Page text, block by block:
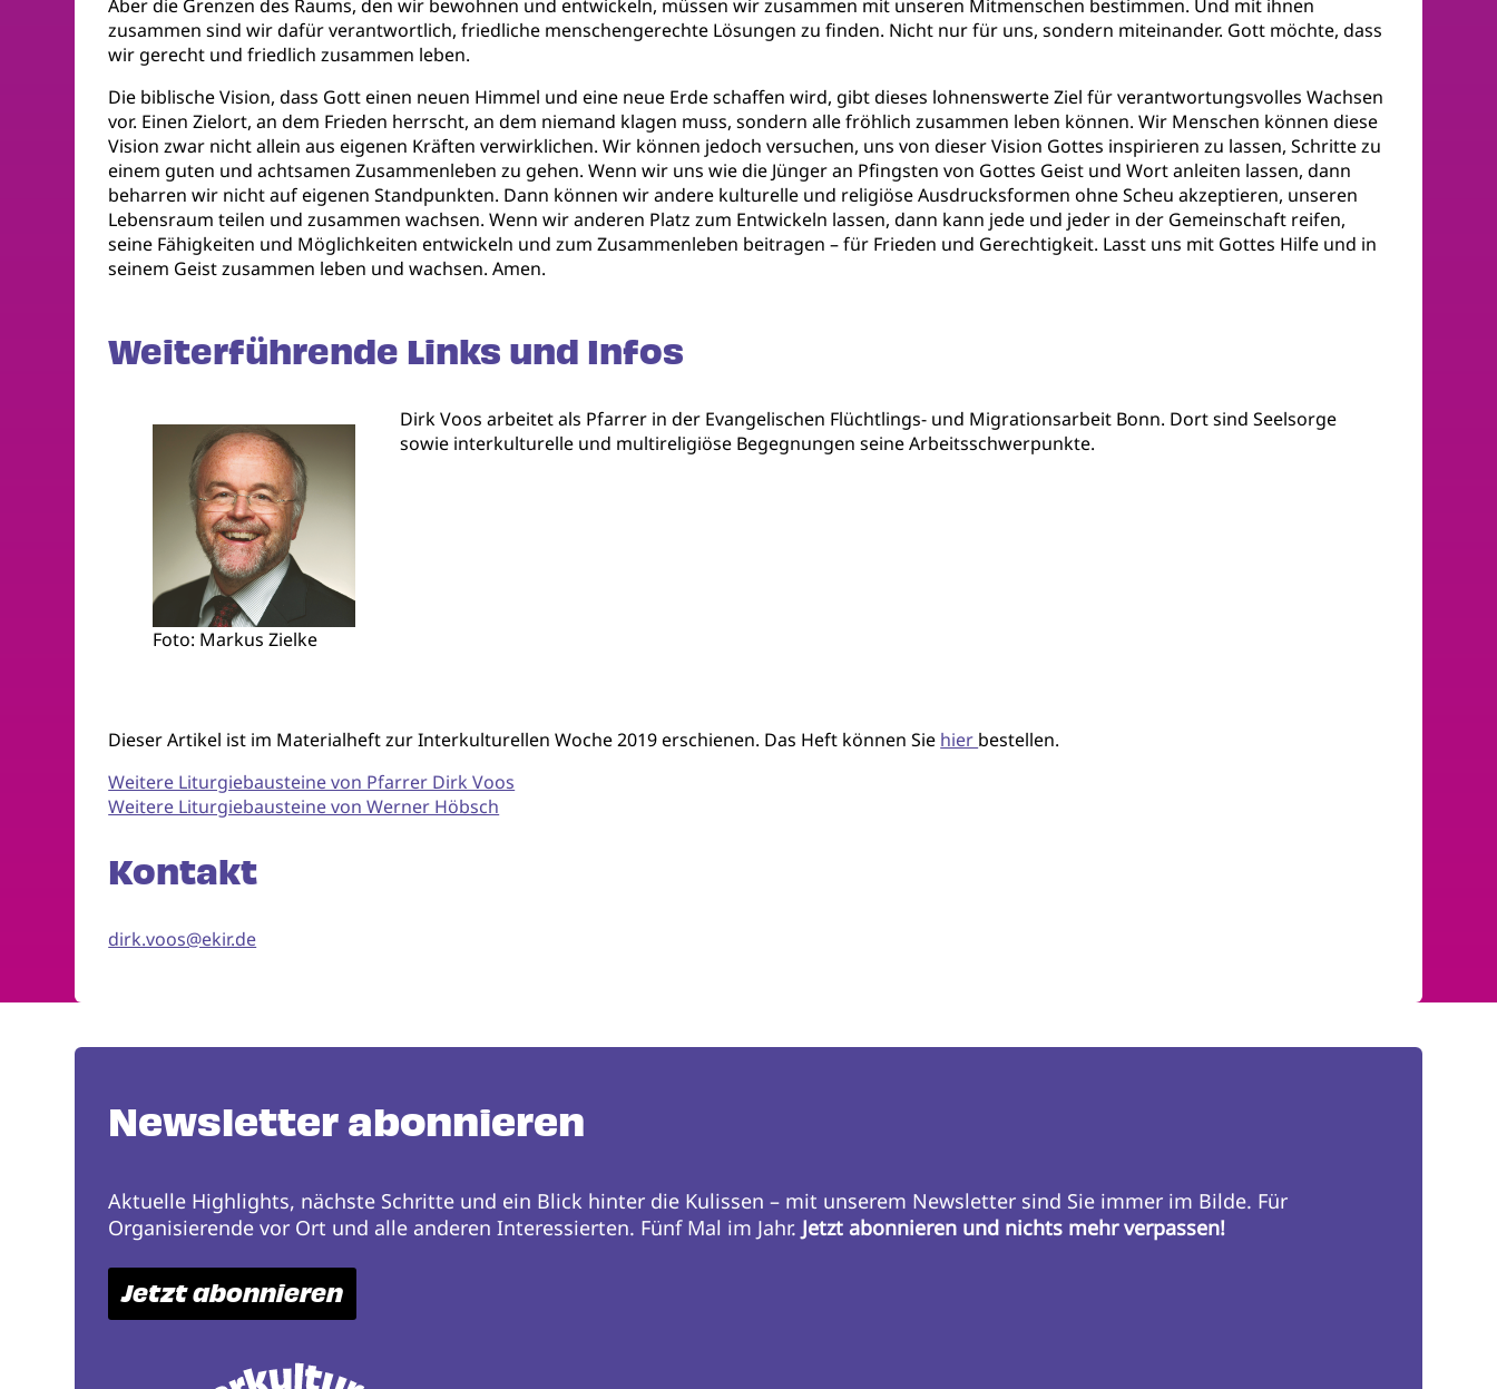
Aber die Grenzen des Raums, den wir bewohnen und entwickeln, müssen wir zusammen mit unseren Mitmenschen bestimmen. Und mit ihnen
zusammen sind wir dafür verantwortlich, friedliche menschengerechte Lösungen zu finden. Nicht nur für uns, sondern miteinander. Gott möchte, dass
wir gerecht und friedlich zusammen leben.
Die biblische Vision, dass Gott einen neuen Himmel und eine neue Erde schaffen wird, gibt dieses lohnenswerte Ziel für verantwortungsvolles Wachsen
vor. Einen Zielort, an dem Frieden herrscht, an dem niemand klagen muss, sondern alle fröhlich zusammen leben können. Wir Menschen können diese
Vision zwar nicht allein aus eigenen Kräften verwirklichen. Wir können jedoch versuchen, uns von dieser Vision Gottes inspirieren zu lassen, Schritte zu
einem guten und achtsamen Zusammenleben zu gehen. Wenn wir uns wie die Jünger an Pfingsten von Gottes Geist und Wort anleiten lassen, dann
beharren wir nicht auf eigenen Standpunkten. Dann können wir andere kulturelle und religiöse Ausdrucksformen ohne Scheu akzeptieren, unseren
Lebensraum teilen und zusammen wachsen. Wenn wir anderen Platz zum Entwickeln lassen, dann kann jede und jeder in der Gemeinschaft reifen,
seine Fähigkeiten und Möglichkeiten entwickeln und zum Zusammenleben beitragen – für Frieden und Gerechtigkeit. Lasst uns mit Gottes Hilfe und in
seinem Geist zusammen leben und wachsen. Amen.
Weiterführende Links und Infos
Foto: Markus Zielke
Dirk Voos arbeitet als Pfarrer in der Evangelischen Flüchtlings- und Migrationsarbeit Bonn. Dort sind Seelsorge
sowie interkulturelle und multireligiöse Begegnungen seine Arbeitsschwerpunkte.
Dieser Artikel ist im Materialheft zur Interkulturellen Woche 2019 erschienen. Das Heft können Sie hier bestellen.
Weitere Liturgiebausteine von Pfarrer Dirk Voos
Weitere Liturgiebausteine von Werner Höbsch
Kontakt
dirk.voos@ekir.de
Newsletter abonnieren
Aktuelle Highlights, nächste Schritte und ein Blick hinter die Kulissen – mit unserem Newsletter sind Sie immer im Bilde. Für
Organisierende vor Ort und alle anderen Interessierten. Fünf Mal im Jahr. Jetzt abonnieren und nichts mehr verpassen!
Jetzt abonnieren